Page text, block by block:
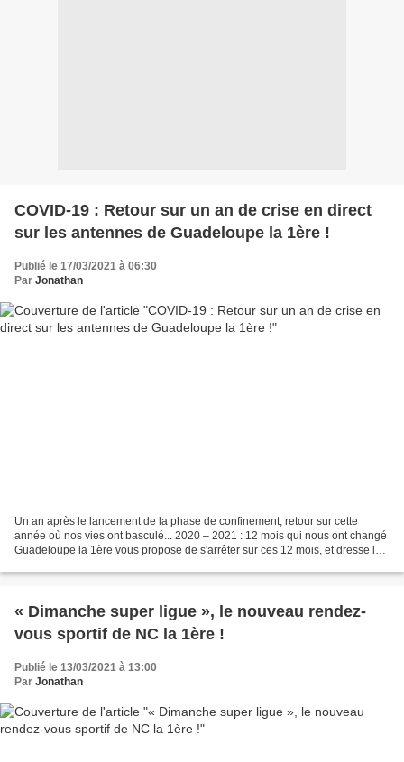
COVID-19 : Retour sur un an de crise en direct
sur les antennes de Guadeloupe la 1ère !
Publié le 17/03/2021 à 06:30
Par Jonathan
Un an après le lancement de la phase de confinement, retour sur cette
année où nos vies ont basculé... 2020 – 2021 : 12 mois qui nous ont changé
Guadeloupe la 1ère vous propose de s'arrêter sur ces 12 mois, et dresse le
« Dimanche super ligue », le nouveau rendez-
vous sportif de NC la 1ère !
Publié le 13/03/2021 à 13:00
Par Jonathan